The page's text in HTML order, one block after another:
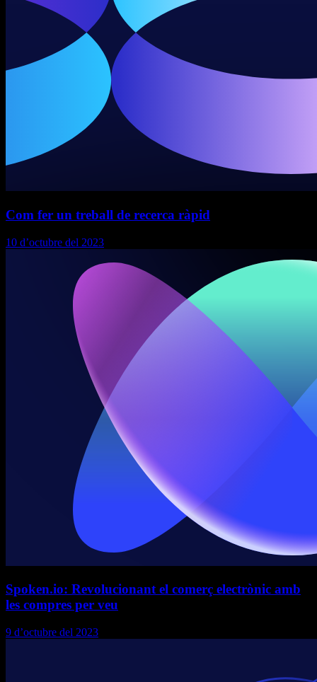
Com fer un treball de recerca ràpid
10 d’octubre del 2023
Spoken.io: Revolucionant el comerç electrònic amb
les compres per veu
9 d’octubre del 2023